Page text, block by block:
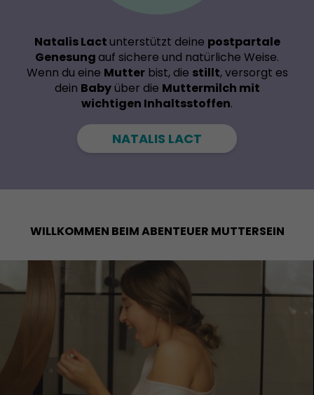
Natalis Lactunterstützt deine postpartale
Genesungauf sichere und natürliche Weise.
Wenn du eine Mutterbist, die stillt, versorgt es
dein Babyüber die Muttermilch mit
wichtigen Inhaltsstoffen.
NATALIS LACT
WILLKOMMEN BEIM ABENTEUER MUTTERSEIN